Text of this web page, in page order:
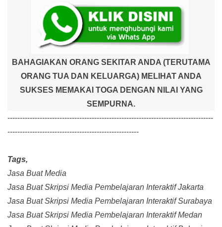
BAHAGIAKAN ORANG SEKITAR ANDA (TERUTAMA
ORANG TUA DAN KELUARGA) MELIHAT ANDA
SUKSES MEMAKAI TOGA DENGAN NILAI YANG
SEMPURNA.
-----------------------------------------------------------------------------------
-----------------------------------------------------
Tags,
Jasa Buat Media
Jasa Buat Skripsi Media Pembelajaran Interaktif Jakarta
Jasa Buat Skripsi Media Pembelajaran Interaktif Surabaya
Jasa Buat Skripsi Media Pembelajaran Interaktif Medan